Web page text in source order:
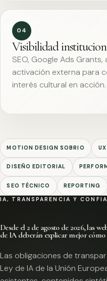
04
Visibilidad
SEO, Google Ads
activación externa para
interés cultural en acción.
MOTION DESIGN SOBRIO
DISEÑO EDITORIAL
SEO TÉCNICO REPORTING
IA, TRANSPARENCIA Y
Desde el 2 de agosto de 2026, las
de IA deberán explicar mejor cómo
Las obligaciones de
Ley de IA de la Unión